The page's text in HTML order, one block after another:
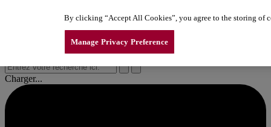
gamme d’ouvre‑portes de garage LiftMaster. Explorez maintenant !
gamme d’ouvre‑portes de garage LiftMaster. Explorez maintenant !
gamme d’ouvre‑portes de garage LiftMaster. Explorez maintenant !
Charger...
By clicking “Accept All Cookies”, you agree to the storing of
Manage Privacy Preference